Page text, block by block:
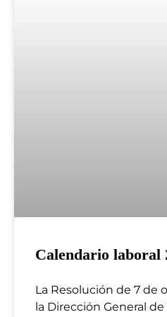
Calendario laboral
La Resolución de 7 de
la Dirección General